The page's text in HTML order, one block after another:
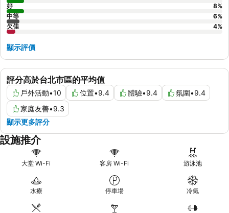
評分高於台北市區的平均值
戶外活動•10 位置•9.4 體驗•9.4 氛圍•9.4
家庭友善•9.3
顯示更多評分
好
8%
中等
6%
欠佳
4%
顯示評價
設施推介
大堂 Wi-Fi 客房 Wi-Fi 游泳池
水療 停車場 冷氣